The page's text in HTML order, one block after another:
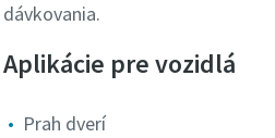
dávkovania.
Aplikácie pre vozidlá
Prah dverí